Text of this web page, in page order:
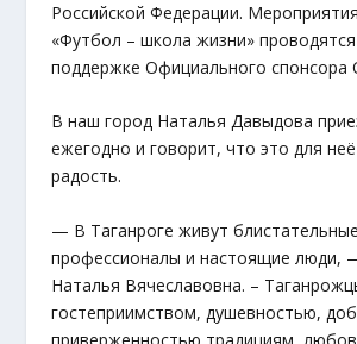
Российской Федерации.
«Футбол – школа жизни»
поддержке Официального
В наш город Наталья Давыдова
ежегодно и говорит, что это для неё
радость.
— В Таганроге живут блистательные
профессионалы и настоящие люди,
Наталья Вячеславовна. –
гостеприимством, душевностью,